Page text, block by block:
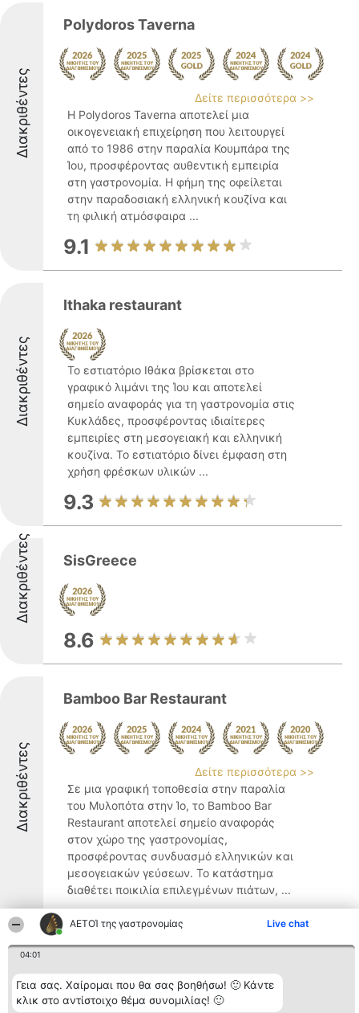
ΑΕΤΟΊ της γαστρονομίας Live chat
04:01
Γεια σας. Χαίρομαι που θα σας βοηθήσω! 🙂 Κάντε
κλικ στο αντίστοιχο θέμα συνομιλίας! 🙂
Διακριθέντες
Polydoros Taverna
Δείτε περισσότερα >>
Η Polydoros Taverna αποτελεί μια
οικογενειακή επιχείρηση που λειτουργεί
από το 1986 στην παραλία Κουμπάρα της
Ίου, προσφέροντας αυθεντική εμπειρία
στη γαστρονομία. Η φήμη της οφείλεται
στην παραδοσιακή ελληνική κουζίνα και
τη φιλική ατμόσφαιρα ...
9.1
Διακριθέντες
Ithaka restaurant
Το εστιατόριο Ιθάκα βρίσκεται στο
γραφικό λιμάνι της Ίου και αποτελεί
σημείο αναφοράς για τη γαστρονομία στις
Κυκλάδες, προσφέροντας ιδιαίτερες
εμπειρίες στη μεσογειακή και ελληνική
κουζίνα. Το εστιατόριο δίνει έμφαση στη
χρήση φρέσκων υλικών ...
9.3
Διακριθέντες SisGreece
8.6
Διακριθέντες
Bamboo Bar Restaurant
Δείτε περισσότερα >>
Σε μια γραφική τοποθεσία στην παραλία
του Μυλοπότα στην Ίο, το Bamboo Bar
Restaurant αποτελεί σημείο αναφοράς
στον χώρο της γαστρονομίας,
προσφέροντας συνδυασμό ελληνικών και
μεσογειακών γεύσεων. Το κατάστημα
διαθέτει ποικιλία επιλεγμένων πιάτων, ...
8.9
Karma